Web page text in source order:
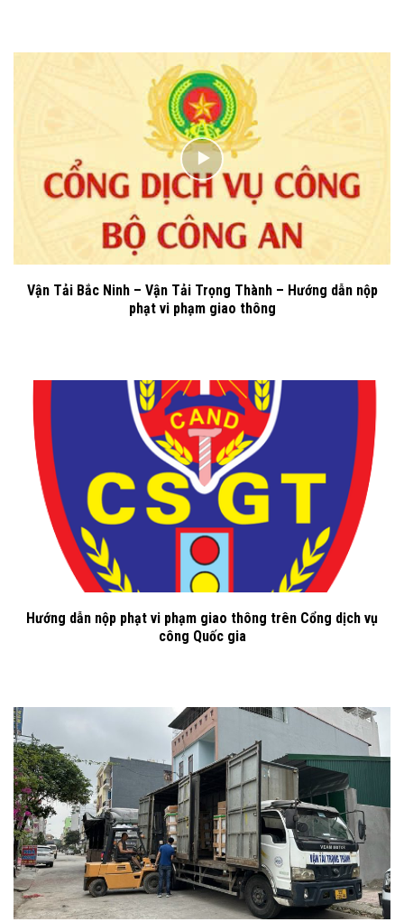
Vận Tải Bắc Ninh – Vận Tải Trọng Thành – Hướng dẫn nộp
phạt vi phạm giao thông
Hướng dẫn nộp phạt vi phạm giao thông trên Cổng dịch vụ
công Quốc gia